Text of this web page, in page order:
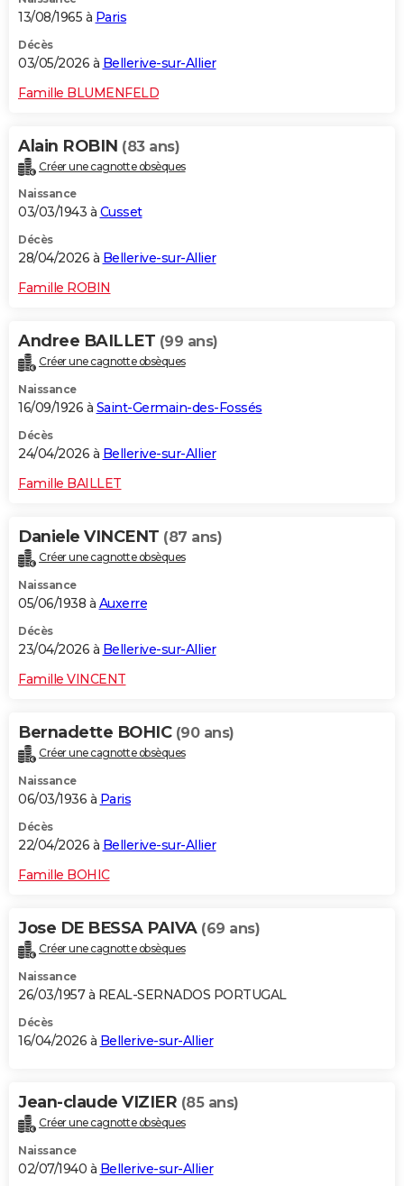
13/08/1965 à Paris
Décès
03/05/2026 à Bellerive-sur-Allier
Famille BLUMENFELD
Alain ROBIN (83 ans)
Créer une cagnotte obsèques
Naissance
03/03/1943 à Cusset
Décès
28/04/2026 à Bellerive-sur-Allier
Famille ROBIN
Andree BAILLET (99 ans)
Créer une cagnotte obsèques
Naissance
16/09/1926 à Saint-Germain-des-Fossés
Décès
24/04/2026 à Bellerive-sur-Allier
Famille BAILLET
Daniele VINCENT (87 ans)
Créer une cagnotte obsèques
Naissance
05/06/1938 à Auxerre
Décès
23/04/2026 à Bellerive-sur-Allier
Famille VINCENT
Bernadette BOHIC (90 ans)
Créer une cagnotte obsèques
Naissance
06/03/1936 à Paris
Décès
22/04/2026 à Bellerive-sur-Allier
Famille BOHIC
Jose DE BESSA PAIVA (69 ans)
Créer une cagnotte obsèques
Naissance
26/03/1957 à REAL-SERNADOS PORTUGAL
Décès
16/04/2026 à Bellerive-sur-Allier
Jean-claude VIZIER (85 ans)
Créer une cagnotte obsèques
Naissance
02/07/1940 à Bellerive-sur-Allier